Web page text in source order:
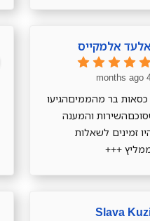
אלעד אלמקייס
4
בר מהממיםהגיעו
והמענה
זמינים לשאלות
+++
Slava